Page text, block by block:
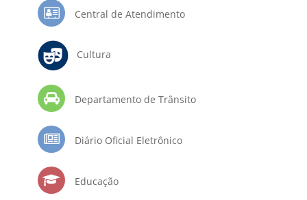
Central de Atendimento
Cultura
Departamento de Trânsito
Diário Oficial Eletrônico
Educação